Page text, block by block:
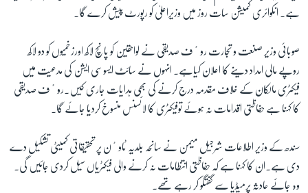
ہے۔ انکوائری کمیشن سات روز میں وزیراعلیٰ کو رپورٹ پیش کرے گا۔
صوبائی وزیر صنعت و تجارت روٴف صدیقی نے لواحقین کو پانچ لاکھ اورزخمیوں کو دو لاکھ
روپے مالی امداد دینے کا اعلان کیاہے۔ انہوں نے سائٹ ایسوسی ایشن کی مدعیت میں
فیکٹری مالکان کے خلاف مقدمہ درج کرنے کی بھی ہدایات جاری کیں۔روٴف صدیقی
کا کہنا ہے حفاظتی اقدامات نہ ہوئے توفیکٹری کا لائسنس منسوخ کردیا جائے گا۔
سندھ کے وزیر اطلاعات شرجیل میمن نے سانحہ بلدیہ ٹاوٴن پر تحقیقاتی کمیٹی تشکیل دے
دی ہے۔ان کا کہنا ہے کہ حفاظتی انتظامات نہ کرنے والی فیکٹریاں سیل کردی جائیں گی۔
وہ جائے حادثہ پرمیڈیا سے گفتگو کر رہے تھے۔